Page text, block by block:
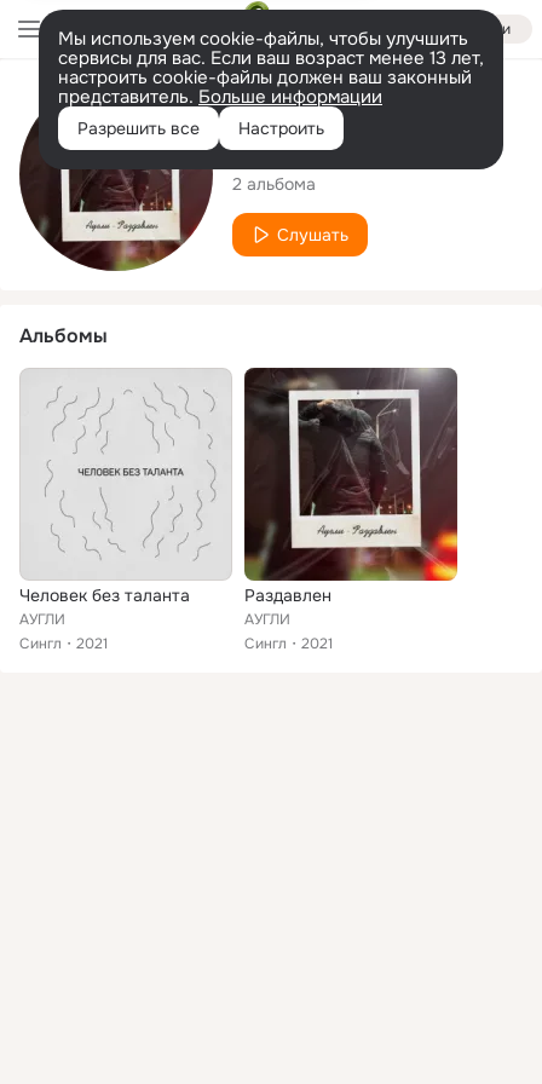
Войти
Мы используем cookie-файлы, чтобы улучшить
сервисы для вас. Если ваш возраст менее 13 лет,
настроить cookie-файлы должен ваш законный
представитель. Больше информации
Разрешить все Настроить
Исполнитель
АУГЛИ
2 альбома
Слушать
Альбомы
Человек без таланта
АУГЛИ
Сингл
2021
Раздавлен
АУГЛИ
Сингл
2021